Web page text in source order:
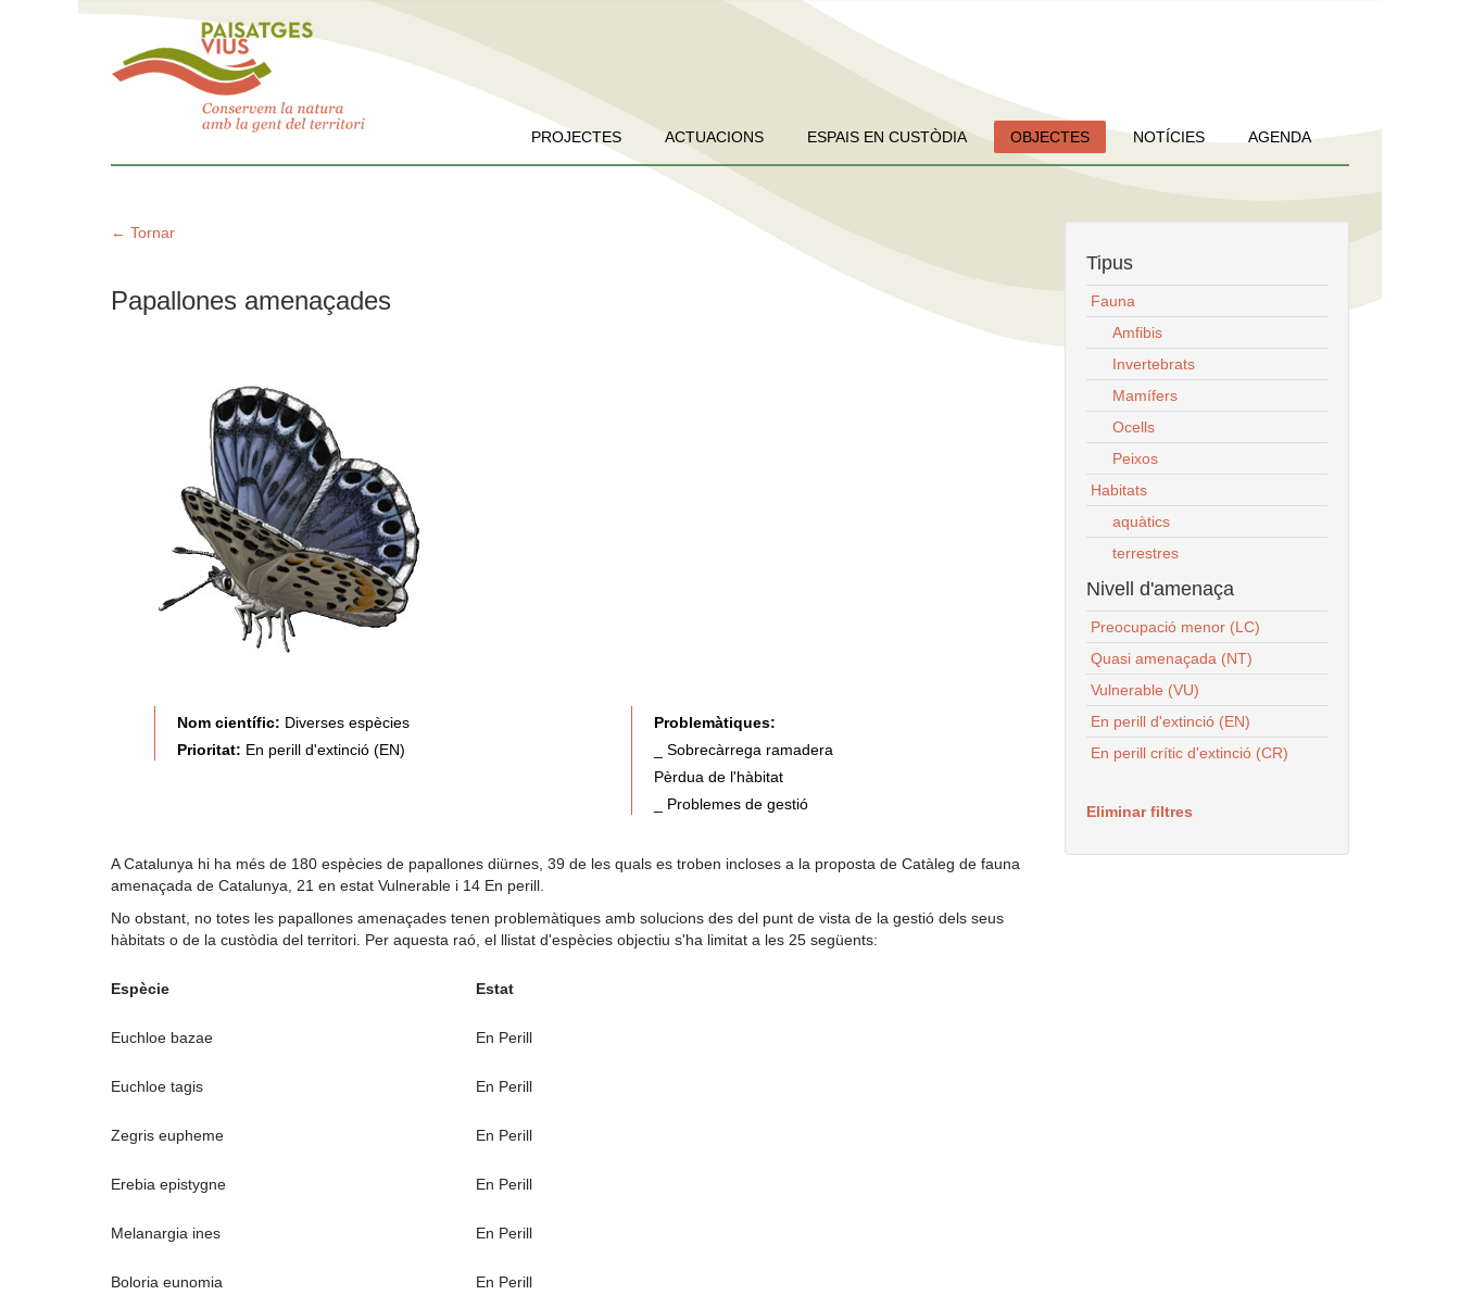
PROJECTES ACTUACIONS ESPAIS EN CUSTÒDIA OBJECTES NOTÍCIES AGENDA
← Tornar
Papallones amenaçades
Nom científic: Diverses espècies
Prioritat: En perill d'extinció (EN)
Problemàtiques:
_ Sobrecàrrega ramadera
Pèrdua de l'hàbitat
_ Problemes de gestió
A Catalunya hi ha més de 180 espècies de papallones diürnes, 39 de les quals es troben incloses a la proposta de Catàleg de fauna
amenaçada de Catalunya, 21 en estat Vulnerable i 14 En perill.
No obstant, no totes les papallones amenaçades tenen problemàtiques amb solucions des del punt de vista de la gestió dels seus
hàbitats o de la custòdia del territori. Per aquesta raó, el llistat d'espècies objectiu s'ha limitat a les 25 següents:
Espècie Estat
Euchloe bazae En Perill
Euchloe tagis En Perill
Zegris eupheme En Perill
Erebia epistygne En Perill
Melanargia ines En Perill
Boloria eunomia En Perill
Tipus
Fauna
Amfibis
Invertebrats
Mamífers
Ocells
Peixos
Habitats
aquàtics
terrestres
Nivell d'amenaça
Preocupació menor (LC)
Quasi amenaçada (NT)
Vulnerable (VU)
En perill d'extinció (EN)
En perill crític d'extinció (CR)
Eliminar filtres